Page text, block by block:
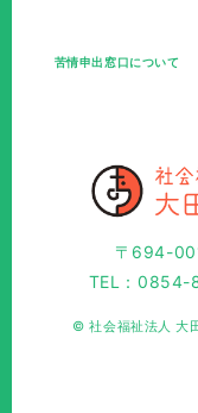
苦情申出窓口について
〒694-
TEL：0854-
© 社会福祉法人 大